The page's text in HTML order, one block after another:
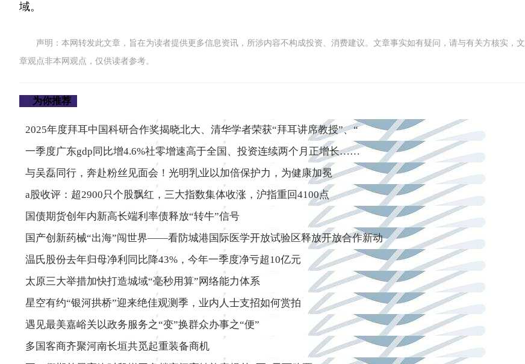
域。
声明：本网转发此文章，旨在为读者提供更多信息资讯，所涉内容不构成投资、消费建议。文章事实如有疑问，请与有关方核实，文
章观点非本网观点，仅供读者参考。
为你推荐
2025年度拜耳中国科研合作奖揭晓北大、清华学者荣获“拜耳讲席教授”、“
一季度广东gdp同比增4.6%社零增速高于全国、投资连续两个月正增长……
与吴磊同行，奔赴粉丝见面会！光明乳业以加倍保护力，为健康加冕
a股收评：超2900只个股飘红，三大指数集体收涨，沪指重回4100点
国债期货创年内新高长端利率债释放“转牛”信号
国产创新药械“出海”闯世界——看防城港国际医学开放试验区释放开放合作新动
温氏股份去年归母净利同比降43%，今年一季度净亏超10亿元
太原三大举措加快打造城域“毫秒用算”网络能力体系
星空有约“银河拱桥”迎来绝佳观测季，业内人士支招如何赏拍
遇见最美嘉峪关以政务服务之“变”换群众办事之“便”
多国客商齐聚河南长垣共觅起重装备商机